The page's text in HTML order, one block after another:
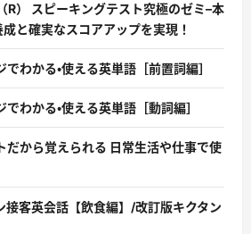
R） スピーキングテスト究極のゼミ–本
と確実なスコアアップを実現！
でわかる・使える英単語［前置詞編］
でわかる・使える英単語［動詞編］
だから覚えられる 日常生活や仕事で使
接客英会話【飲食編】/改訂版キクタン